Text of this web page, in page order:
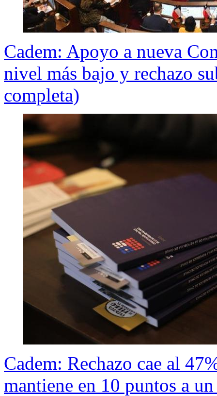
Cadem: Apoyo a nueva
nivel más bajo y rechazo
completa)
Cadem: Rechazo cae al
mantiene en 10 puntos a